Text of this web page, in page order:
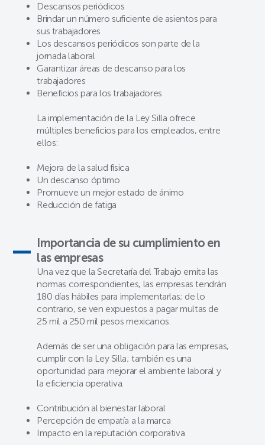
Descansos periódicos
Brindar un número suficiente de asientos para
sus trabajadores
Los descansos periódicos son parte de la
jornada laboral
Garantizar áreas de descanso para los
trabajadores
Beneficios para los trabajadores
La implementación de la Ley Silla ofrece
múltiples beneficios para los empleados, entre
ellos:
Mejora de la salud física
Un descanso óptimo
Promueve un mejor estado de ánimo
Reducción de fatiga
Importancia de su cumplimiento en
las empresas
Una vez que la Secretaría del Trabajo emita las
normas correspondientes, las empresas tendrán
180 días hábiles para implementarlas; de lo
contrario, se ven expuestos a pagar multas de
25 mil a 250 mil pesos mexicanos.
Además de ser una obligación para las empresas,
cumplir con la Ley Silla; también es una
oportunidad para mejorar el ambiente laboral y
la eficiencia operativa.
Contribución al bienestar laboral
Percepción de empatía a la marca
Impacto en la reputación corporativa